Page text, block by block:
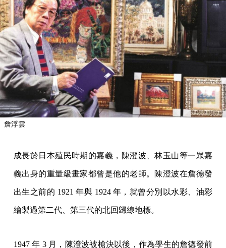
詹浮雲
成長於日本殖民時期的嘉義，陳澄波、林玉山等一眾嘉
義出身的重量級畫家都曾是他的老師。陳澄波在詹德發
出生之前的 1921 年與 1924 年，就曾分別以水彩、油彩
繪製過第二代、第三代的北回歸線地標。
1947 年 3 月，陳澄波被槍決以後，作為學生的詹德發前